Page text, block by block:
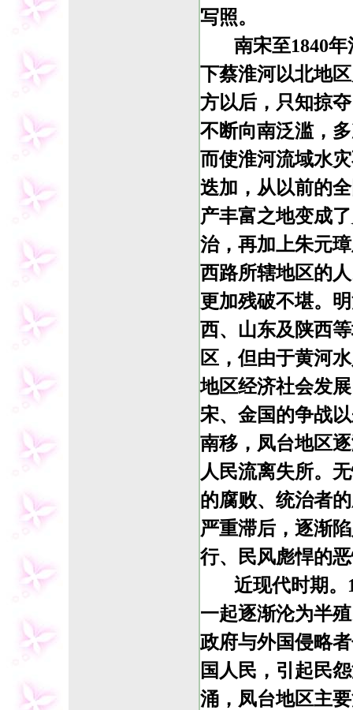
写照。
南宋至1840
下蔡淮河以北地
方以后，只知掠
不断向南泛滥，
而使淮河流域水
迭加，从以前的
产丰富之地变成
治，再加上朱元
西路所辖地区的
更加残破不堪。
西、山东及陕西
区，但由于黄河
地区经济社会发
宋、金国的争战
南移，凤台地区
人民流离失所。
的腐败、统治者
严重滞后，逐渐
行、民风彪悍的
近现代时期。
一起逐渐沦为半
政府与外国侵略
国人民，引起民
涌，凤台地区主